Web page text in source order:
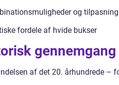
og
fordele af hvide bukser
af det 20. århundrede –